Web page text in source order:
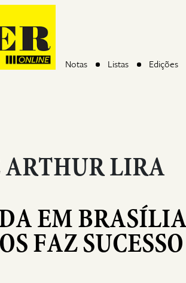
Notas Listas Edições
ARTHUR LIRA
EM
FAZ